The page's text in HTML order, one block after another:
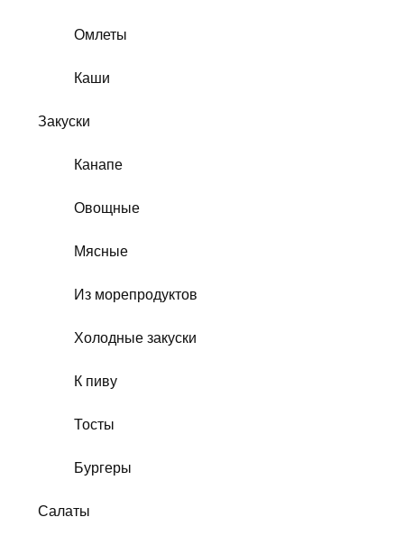
Омлеты
Каши
Закуски
Канапе
Овощные
Мясные
Из морепродуктов
Холодные закуски
К пиву
Тосты
Бургеры
Салаты